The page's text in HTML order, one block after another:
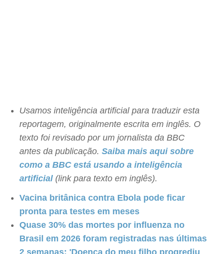
Usamos inteligência artificial para traduzir esta
reportagem, originalmente escrita em inglês. O
texto foi revisado por um jornalista da BBC
antes da publicação. Saiba mais aqui sobre
como a BBC está usando a inteligência
artificial(link para texto em inglês).
Vacina britânica contra Ebola pode ficar
pronta para testes em meses
Quase 30% das mortes por influenza no
Brasil em 2026 foram registradas nas últimas
2 semanas: 'Doença do meu filho progrediu